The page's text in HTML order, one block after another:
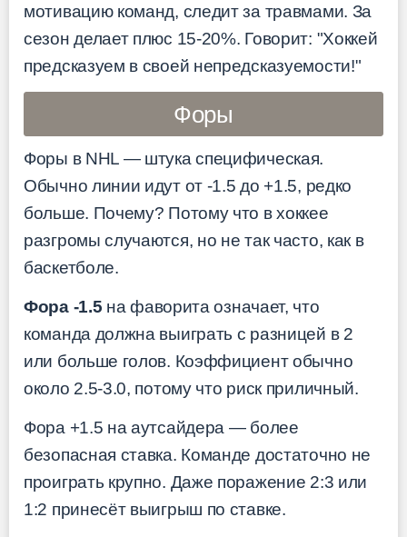
мотивацию команд, следит за травмами. За
сезон делает плюс 15-20%. Говорит: "Хоккей
предсказуем в своей непредсказуемости!"
Форы
Форы в NHL — штука специфическая.
Обычно линии идут от -1.5 до +1.5, редко
больше. Почему? Потому что в хоккее
разгромы случаются, но не так часто, как в
баскетболе.
Фора -1.5 на фаворита означает, что
команда должна выиграть с разницей в 2
или больше голов. Коэффициент обычно
около 2.5-3.0, потому что риск приличный.
Фора +1.5 на аутсайдера — более
безопасная ставка. Команде достаточно не
проиграть крупно. Даже поражение 2:3 или
1:2 принесёт выигрыш по ставке.